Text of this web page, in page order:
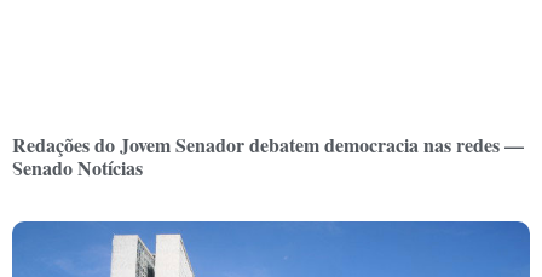
Redações do Jovem Senador debatem democracia nas redes —
Senado Notícias